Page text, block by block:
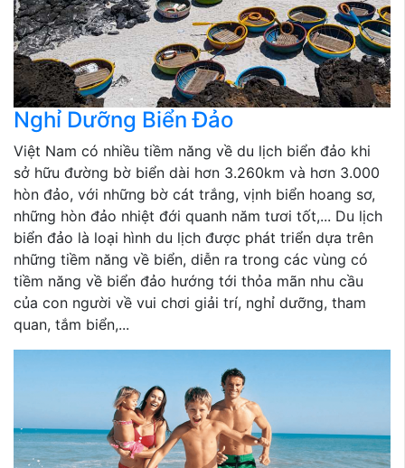
Nghỉ Dưỡng Biển Đảo
Việt Nam có nhiều tiềm năng về du lịch biển đảo khi
sở hữu đường bờ biển dài hơn 3.260km và hơn 3.000
hòn đảo, với những bờ cát trắng, vịnh biển hoang sơ,
những hòn đảo nhiệt đới quanh năm tươi tốt,... Du lịch
biển đảo là loại hình du lịch được phát triển dựa trên
những tiềm năng về biển, diễn ra trong các vùng có
tiềm năng về biển đảo hướng tới thỏa mãn nhu cầu
của con người về vui chơi giải trí, nghỉ dưỡng, tham
quan, tắm biển,...